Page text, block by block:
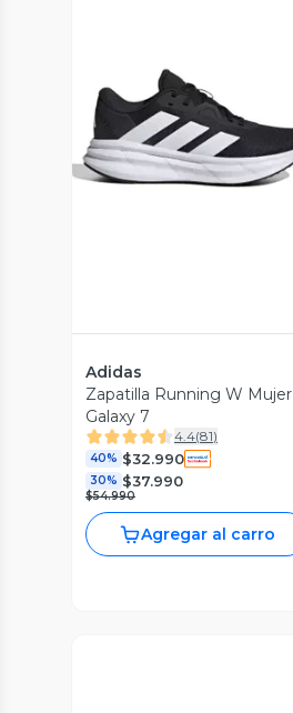
Vista Previa
Adidas
Zapatilla Running W Mujer
Galaxy 7
4.4(81)
40% $32.990
30% $37.990
$54.990
Agregar al carro